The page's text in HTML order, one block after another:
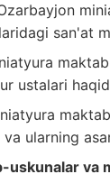
san'at
ustalari
ularning
uskunalar va